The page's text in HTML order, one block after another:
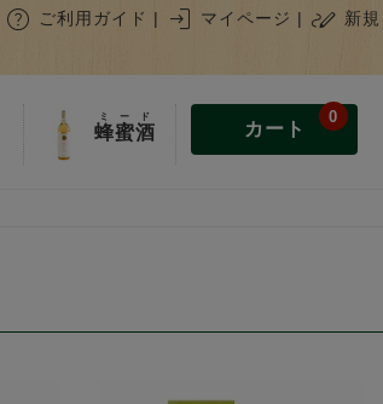
help ご利用ガイド | login マイページ | stylus_note 新規
蜂蜜酒
ミード
カート
0